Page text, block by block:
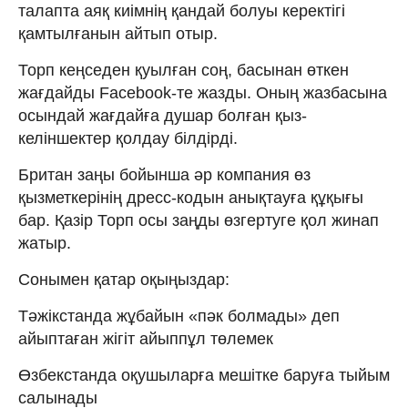
талапта аяқ киімнің қандай болуы керектігі
қамтылғанын айтып отыр.
Торп кеңседен қуылған соң, басынан өткен
жағдайды Facebook-те жазды. Оның жазбасына
осындай жағдайға душар болған қыз-
келіншектер қолдау білдірді.
Британ заңы бойынша әр компания өз
қызметкерінің дресс-кодын анықтауға құқығы
бар. Қазір Торп осы заңды өзгертуге қол жинап
жатыр.
Сонымен қатар оқыңыздар:
Тәжікстанда жұбайын «пәк болмады» деп
айыптаған жігіт айыппұл төлемек
Өзбекстанда оқушыларға мешітке баруға тыйым
салынады